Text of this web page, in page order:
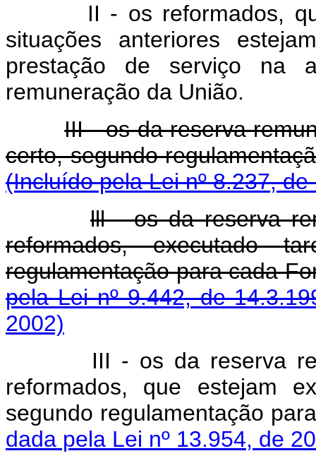
II - os reformados,
situações anteriores
prestação de serviço na
remuneração da União.
III - os da reserva
certo, segundo
(Incluído pela Lei nº 8.237, de
lll - os da reserva
reformados, executado
regulamentação para
pela Lei nº 9.442, de
2002)
III - os da reserva
reformados, que estejam
segundo regulamentação
dada pela Lei nº 13.954, de